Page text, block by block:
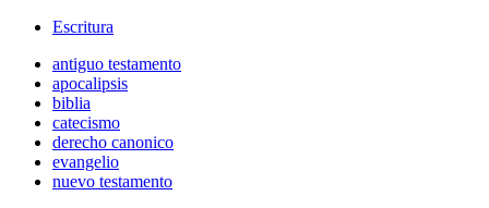
Escritura
antiguo testamento
apocalipsis
biblia
catecismo
derecho canonico
evangelio
nuevo testamento